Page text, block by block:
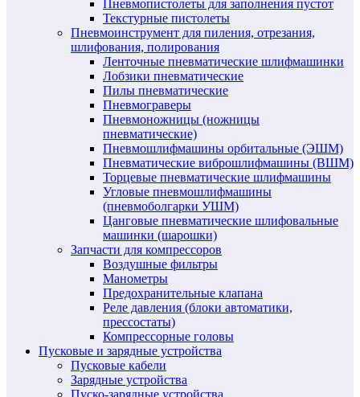
Пневмопистолеты для заполнения пустот
Текстурные пистолеты
Пневмоинструмент для пиления, отрезания,
шлифования, полирования
Ленточные пневматические шлифмашинки
Лобзики пневматические
Пилы пневматические
Пневмограверы
Пневмоножницы (ножницы
пневматические)
Пневмошлифмашины орбитальные (ЭШМ)
Пневматические виброшлифмашины (ВШМ)
Торцевые пневматические шлифмашины
Угловые пневмошлифмашины
(пневмоболгарки УШМ)
Цанговые пневматические шлифовальные
машинки (шарошки)
Запчасти для компрессоров
Воздушные фильтры
Манометры
Предохранительные клапана
Реле давления (блоки автоматики,
прессостаты)
Компрессорные головы
Пусковые и зарядные устройства
Пусковые кабели
Зарядные устройства
Пуско-зарядные устройства